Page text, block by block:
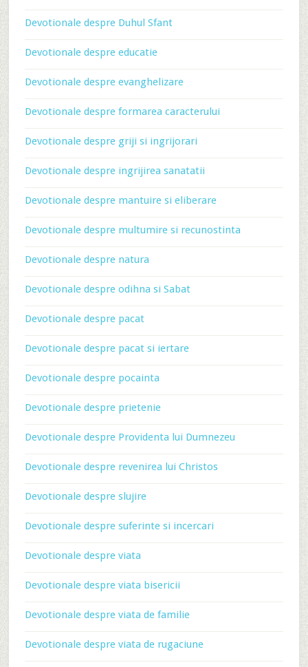
Devotionale despre Duhul Sfant
Devotionale despre educatie
Devotionale despre evanghelizare
Devotionale despre formarea caracterului
Devotionale despre griji si ingrijorari
Devotionale despre ingrijirea sanatatii
Devotionale despre mantuire si eliberare
Devotionale despre multumire si recunostinta
Devotionale despre natura
Devotionale despre odihna si Sabat
Devotionale despre pacat
Devotionale despre pacat si iertare
Devotionale despre pocainta
Devotionale despre prietenie
Devotionale despre Providenta lui Dumnezeu
Devotionale despre revenirea lui Christos
Devotionale despre slujire
Devotionale despre suferinte si incercari
Devotionale despre viata
Devotionale despre viata bisericii
Devotionale despre viata de familie
Devotionale despre viata de rugaciune